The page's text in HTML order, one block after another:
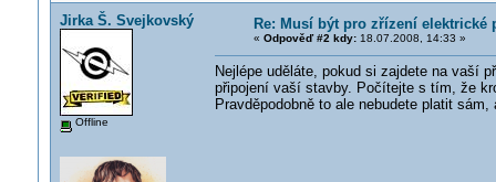
Jirka Š. Svejkovský
Offline
Re: Musí být pro zřízení
« Odpověď #2 kdy:18.07.2008, 14:33 »
Nejlépe uděláte, pokud si zajdete na vaší
připojení vaší stavby. Počítejte s tím, že
Pravděpodobně to ale nebudete platit